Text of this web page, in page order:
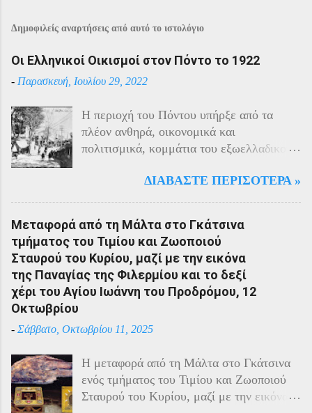
Δημοφιλείς αναρτήσεις από αυτό το ιστολόγιο
Οι Ελληνικοί Οικισμοί στον Πόντο το 1922
- Παρασκευή, Ιουλίου 29, 2022
Η περιοχή του Πόντου υπήρξε από τα
πλέον ανθηρά, οικονομικά και
πολιτισμικά, κομμάτια του εξωελλαδικού
40% του πληθυσμού της περιοχής και μαζί
του Πόντου είχε και αυτός στη διάρκεια
του πολέμου την ίδια τύχη με τον
υπόλοιπο μικρασιατικό πληθυσμό. Με την
είσοδο της Τουρκίας στον πόλεμο
πραγματοποιήθηκαν εκκενώσεις οικισμών,
οικογένειες των φυγοστράτων.
έδωσαν οι Πόντιοι στην καταπίεση με την
οργανωμένη αντίσταση των κατοίκων του.
Αντιδρώντας στις πιέσεις των Τούρκων
ΔΙΑΒΆΣΤΕ ΠΕΡΙΣΌΤΕΡΑ »
Μεταφορά από τη Μάλτα στο Γκάτσινα
τμήματος του Τιμίου και Ζωοποιού
Σταυρού του Κυρίου, μαζί με την εικόνα
της Παναγίας της Φιλερμίου και το δεξί
χέρι του Αγίου Ιωάννη του Προδρόμου, 12
Οκτωβρίου
- Σάββατο, Οκτωβρίου 11, 2025
Η μεταφορά από τη Μάλτα στο Γκάτσινα
ενός τμήματος του Τιμίου και Ζωοποιού
Σταυρού του Κυρίου, μαζί με την εικόνα